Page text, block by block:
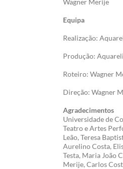
Wagner Merije
Equipa
Realização:
Produção:
Roteiro: Wagner
Direção: Wagner
Agradecimentos
Universidade de
Teatro e Artes
Leão, Teresa
Aurelino Costa,
Testa, Maria João
Merije, Carlos